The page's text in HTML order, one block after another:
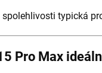
typická
Pro Max